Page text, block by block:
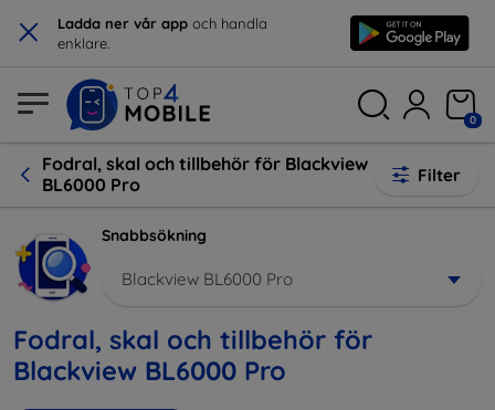
× Ladda ner vår app och handla
enklare.
0
Fodral, skal och tillbehör för Blackview
BL6000 Pro
Filter
Snabbsökning
Blackview BL6000 Pro
Fodral, skal och tillbehör för
Blackview BL6000 Pro